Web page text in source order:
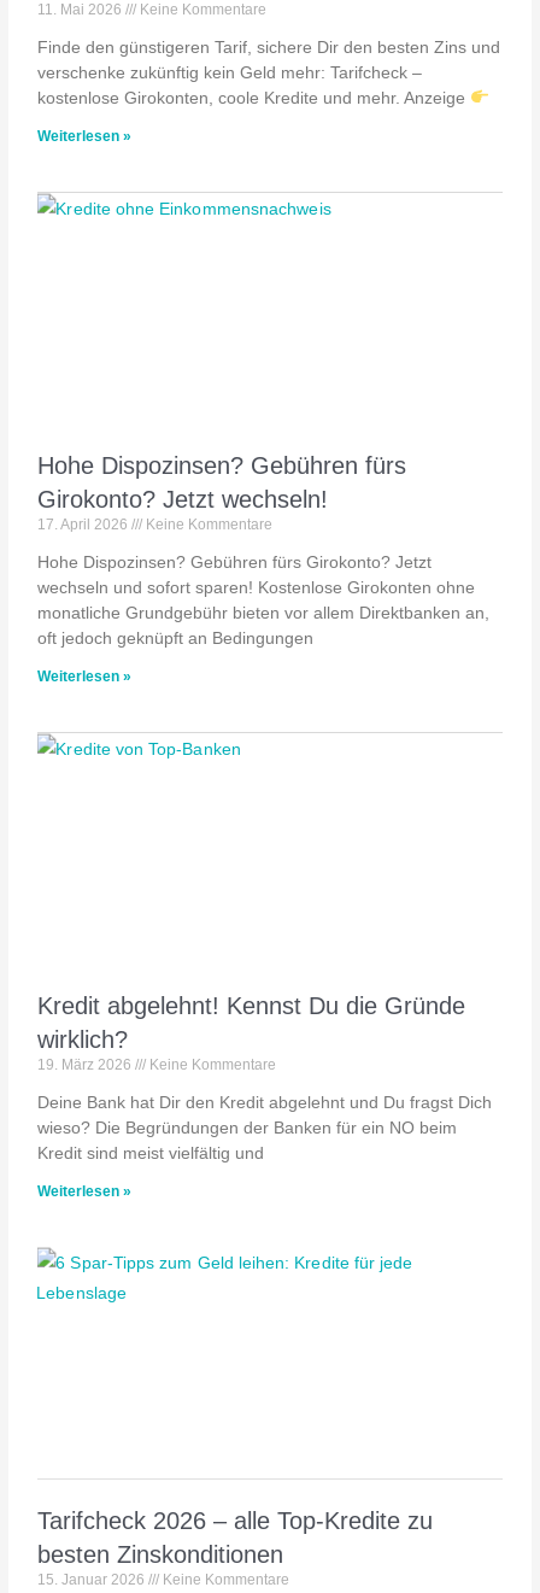
11. Mai 2026 Keine Kommentare
Finde den günstigeren Tarif, sichere Dir den besten Zins und
verschenke zukünftig kein Geld mehr: Tarifcheck –
kostenlose Girokonten, coole Kredite und mehr. Anzeige
Weiterlesen »
Hohe Dispozinsen? Gebühren fürs
Girokonto? Jetzt wechseln!
17. April 2026 Keine Kommentare
Hohe Dispozinsen? Gebühren fürs Girokonto? Jetzt
wechseln und sofort sparen! Kostenlose Girokonten ohne
monatliche Grundgebühr bieten vor allem Direktbanken an,
oft jedoch geknüpft an Bedingungen
Weiterlesen »
Kredit abgelehnt! Kennst Du die Gründe
wirklich?
19. März 2026 Keine Kommentare
Deine Bank hat Dir den Kredit abgelehnt und Du fragst Dich
wieso? Die Begründungen der Banken für ein NO beim
Kredit sind meist vielfältig und
Weiterlesen »
Tarifcheck 2026 – alle Top-Kredite zu
besten Zinskonditionen
15. Januar 2026 Keine Kommentare